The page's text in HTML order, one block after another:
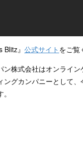
』 公式サイト をご覧
ン株式会社はオンライ
ングカンパニーとして